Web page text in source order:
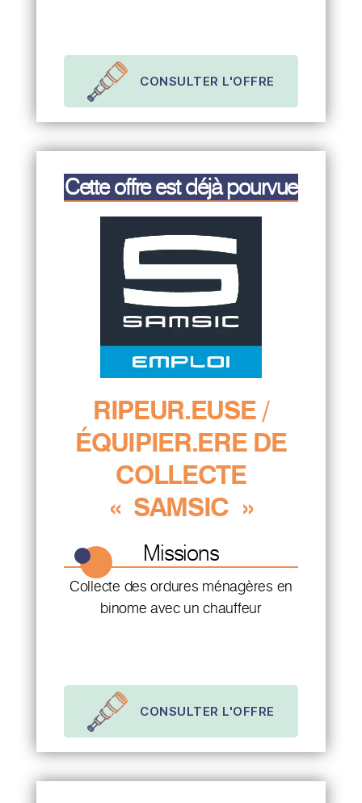
CONSULTER L'OFFRE
Cette offre est déjà pourvue
RIPEUR.EUSE /
ÉQUIPIER.ERE DE
COLLECTE
« SAMSIC »
Missions
Collecte des ordures ménagères en
binome avec un chauffeur
CONSULTER L'OFFRE